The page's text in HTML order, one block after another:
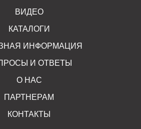
ВИДЕО
КАТАЛОГИ
ИНФОРМАЦИЯ
И ОТВЕТЫ
О НАС
ПАРТНЕРАМ
КОНТАКТЫ